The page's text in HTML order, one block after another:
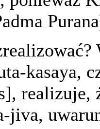
kasaya,
realizuje,
jiva,